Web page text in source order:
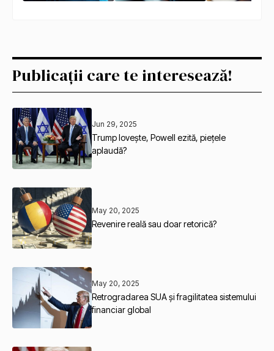
Publicații care te interesează!
Jun 29, 2025
Trump lovește, Powell ezită, piețele
aplaudă?
May 20, 2025
Revenire reală sau doar retorică?
May 20, 2025
Retrogradarea SUA și fragilitatea sistemului
financiar global